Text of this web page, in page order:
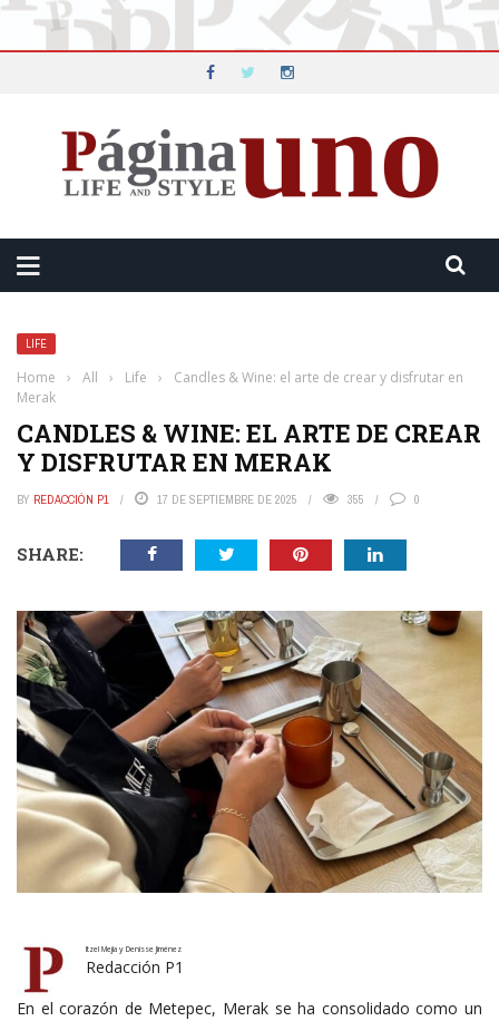
LIFE
Home › All › Life ›
Candles & Wine: el arte de crear y disfrutar en
Merak
CANDLES & WINE: EL ARTE DE CREAR
Y DISFRUTAR EN MERAK
BY REDACCIÓN P1 17 DE SEPTIEMBRE DE 2025 355 0
SHARE:
Itzel Mejía y Denisse Jiménez
Redacción P1
En el corazón de Metepec, Merak se ha consolidado como un